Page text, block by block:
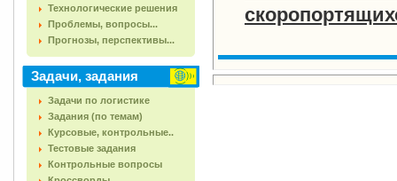
Технологические решения
Проблемы, вопросы...
Прогнозы, перспективы...
Задачи, задания
Задачи по логистике
Задания (по темам)
Курсовые, контрольные..
Тестовые задания
Контрольные вопросы